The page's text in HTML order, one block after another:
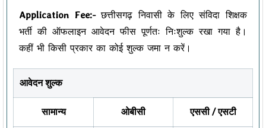
Application Fee:-छत्तीसगढ़ निवासी के लिए संविदा शिक्षक
भर्ती की ऑफलाइन आवेदन फीस पूर्णतः निःशुल्क रखा गया है।
कहीं भी किसी प्रकार का कोई शुल्क जमा न करें।
आवेदन शुल्क
सामान्य ओबीसी एससी / एसटी